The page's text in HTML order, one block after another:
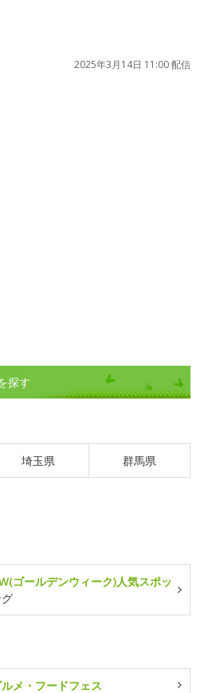
2025年3月14日 11:00 配信
探す
埼玉県 群馬県
ゴールデンウィーク)人気スポッ
メ・フードフェス